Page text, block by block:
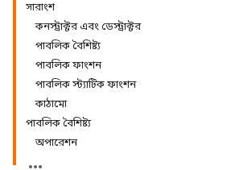
সারাংশ
কনস্ট্রাক্টর এবং ডেস্ট্রাক্টর
পাবলিক বৈশিষ্ট্য
পাবলিক ফাংশন
পাবলিক স্ট্যাটিক ফাংশন
কাঠামো
পাবলিক বৈশিষ্ট্য
অপারেশন